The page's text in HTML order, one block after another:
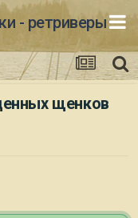
- ретриверы
щенков